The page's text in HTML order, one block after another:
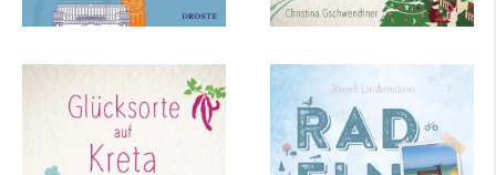
Karin Wemhöner
Glücksorte auf Kreta
Janet Lindemann
Rügen. Mit
Hiddensee. Radeln für
die Seele